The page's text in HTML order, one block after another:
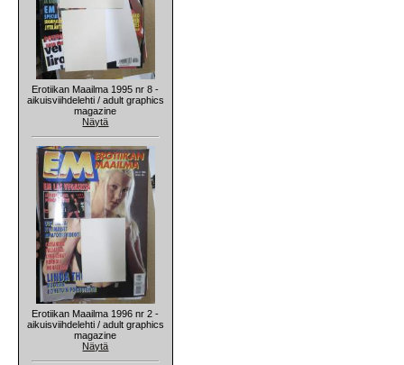
Erotiikan Maailma 1995 nr 8 -
aikuisviihdelehti / adult graphics
magazine
Näytä
Erotiikan Maailma 1996 nr 2 -
aikuisviihdelehti / adult graphics
magazine
Näytä